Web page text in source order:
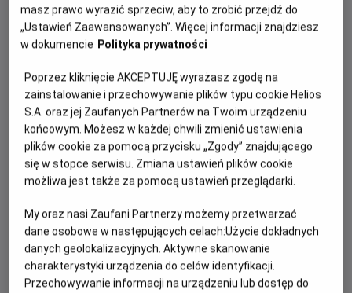
PREMIERA
REŻYSERIA
David Robert Mitchell
SCENARIUSZ
David Robert Mitchell
OBSADA
Anne Hathaway, Ewan McGregor, Christian Convery , Maisy
Stella, Jordan Alexa Davis, P.J. Byrne
WIĘCEJ SZCZEGÓŁÓW
OPIS FILMU
Wskutek tajemniczego wydarzenia ulica Dębowa zostaje
oddzielona od przedmieść i przeniesiona w nieznane
miejsce. Tam, w zupełnie obcej okolicy, rodzina Plattów
szybko przekonuje się, że ​​aby przetrwać, musi trzymać się
razem.
masz prawo wyrazić sprzeciw, aby to zrobić przejdź do
„Ustawień Zaawansowanych”. Więcej informacji znajdziesz
w dokumencie Polityka prywatności
Poprzez kliknięcie AKCEPTUJĘ wyrażasz zgodę na
zainstalowanie i przechowywanie plików typu cookie Helios
S.A. oraz jej Zaufanych Partnerów na Twoim urządzeniu
końcowym. Możesz w każdej chwili zmienić ustawienia
plików cookie za pomocą przycisku „Zgody” znajdującego
się w stopce serwisu. Zmiana ustawień plików cookie
możliwa jest także za pomocą ustawień przeglądarki.
My oraz nasi Zaufani Partnerzy możemy przetwarzać
dane osobowe w następujących celach:Użycie dokładnych
danych geolokalizacyjnych. Aktywne skanowanie
charakterystyki urządzenia do celów identyfikacji.
Przechowywanie informacji na urządzeniu lub dostęp do